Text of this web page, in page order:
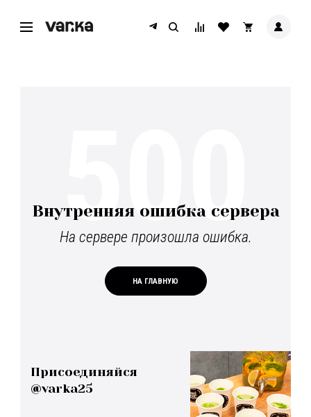
Внутренняя ошибка сервера
На сервере произошла ошибка.
НА ГЛАВНУЮ
500
Присоединяйся
@varka25